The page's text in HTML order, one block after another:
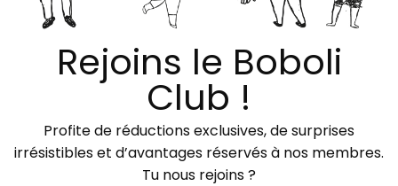
Rejoins le Boboli
Club !
Profite de réductions exclusives, de surprises
irrésistibles et d’avantages réservés à nos membres.
Tu nous rejoins ?